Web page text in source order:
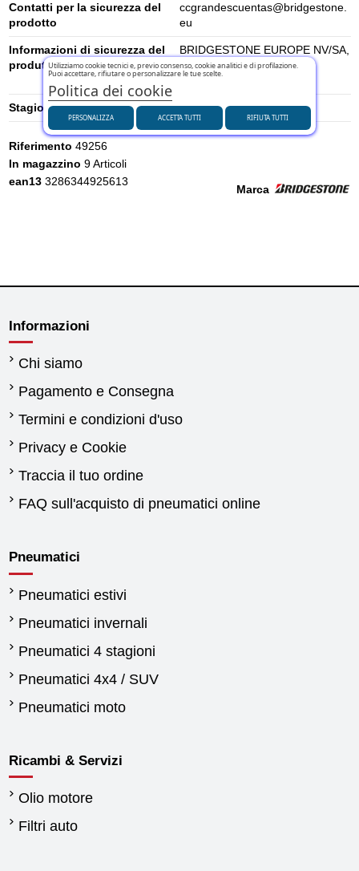
Contatti per la sicurezza del
prodotto
ccgrandescuentas@bridgestone.
eu
Informazioni di sicurezza del
produttore
BRIDGESTONE EUROPE NV/SA,
DAVINCILAAN 1 1930
ZAVENTEM, BELGIUM
Stagione Estivi
Marca
Riferimento 49256
In magazzino 9 Articoli
ean13 3286344925613
Informazioni
Chi siamo
Pagamento e Consegna
Termini e condizioni d'uso
Privacy e Cookie
Traccia il tuo ordine
FAQ sull'acquisto di pneumatici online
Pneumatici
Pneumatici estivi
Pneumatici invernali
Pneumatici 4 stagioni
Pneumatici 4x4 / SUV
Pneumatici moto
Ricambi & Servizi
Olio motore
Filtri auto
Utilizziamo cookie tecnici e, previo consenso, cookie analitici e di profilazione.
Puoi accettare, rifiutare o personalizzare le tue scelte.
Politica dei cookie
PERSONALIZZA RIFIUTA TUTTI
ACCETTA TUTTI